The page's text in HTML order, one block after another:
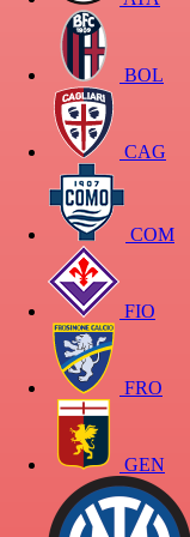
BOL
CAG
COM
FIO
FRO
GEN